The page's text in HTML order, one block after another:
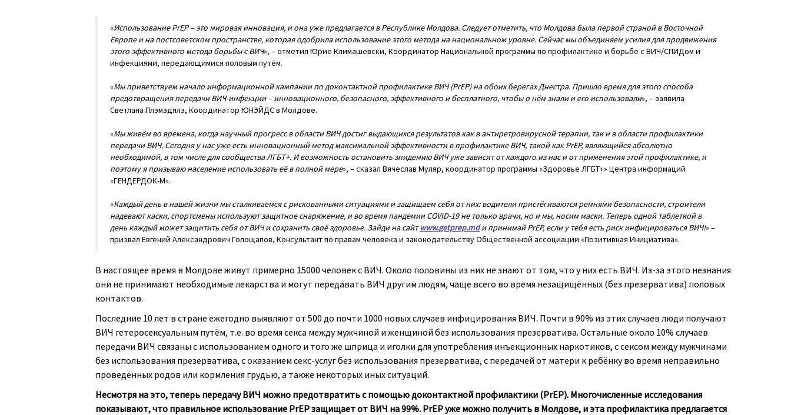
«Использование PrEP – это мировая инновация, и она уже предлагается в Республике Молдова. Следует отметить, что Молдова была первой страной в Восточной
Европе и на постсоветском пространстве, которая одобрила использование этого метода на национальном уровне. Сейчас мы объединяем усилия для продвижения
этого эффективного метода борьбы с ВИЧ», – отметил Юрие Климашевски, Координатор Национальной программы по профилактике и борьбе с ВИЧ/СПИДом и
инфекциями, передающимися половым путём.
«Мы приветствуем начало информационной кампании по доконтактной профилактике ВИЧ (PrEP) на обоих берегах Днестра. Пришло время для этого способа
предотвращения передачи ВИЧ-инфекции – инновационного, безопасного, эффективного и бесплатного, чтобы о нём знали и его использовали», – заявила
Светлана Плэмэдялэ, Координатор ЮНЭЙДС в Молдове.
«Мы живём во времена, когда научный прогресс в области ВИЧ достиг выдающихся результатов как в антиретровирусной терапии, так и в области профилактики
передачи ВИЧ. Сегодня у нас уже есть инновационный метод максимальной эффективности в профилактике ВИЧ, такой как PrEP, являющийся абсолютно
необходимой, в том числе для сообщества ЛГБТ+. И возможность остановить эпидемию ВИЧ уже зависит от каждого из нас и от применения этой профилактике, и
поэтому я призываю население использовать её в полной мере», – сказал Вячеслав Муляр, координатор программы «Здоровье ЛГБТ+» Центра информаций
«ГЕНДЕРДОК-М».
«Каждый день в нашей жизни мы сталкиваемся с рискованными ситуациями и защищаем себя от них: водители пристёгиваются ремнями безопасности, строители
надевают каски, спортсмены используют защитное снаряжение, и во время пандемии COVID-19 не только врачи, но и мы, носим маски. Теперь одной таблеткой в
день каждый может защитить себя от ВИЧ и сохранить своё здоровье. Зайди на сайтwww.getprep.mdи принимай PrEP, если у тебя есть риск инфицироваться ВИЧ!» –
призвал Евгений Александрович Голощапов, Консультант по правам человека и законодательству Общественной ассоциации «Позитивная Инициатива».
В настоящее время в Молдове живут примерно 15000 человек с ВИЧ. Около половины из них не знают от том, что у них есть ВИЧ. Из-за этого незнания
они не принимают необходимые лекарства и могут передавать ВИЧ другим людям, чаще всего во время незащищённых (без презерватива) половых
контактов.
Последние 10 лет в стране ежегодно выявляют от 500 до почти 1000 новых случаев инфицирования ВИЧ. Почти в 90% из этих случаев люди получают
ВИЧ гетеросексуальным путём, т.е. во время секса между мужчиной и женщиной без использования презерватива. Остальные около 10% случаев
передачи ВИЧ связаны с использованием одного и того же шприца и иголки для употребления инъекционных наркотиков, с сексом между мужчинами
без использования презерватива, с оказанием секс-услуг без использования презерватива, с передачей от матери к ребёнку во время неправильно
проведённых родов или кормления грудью, а также некоторых иных ситуаций.
Несмотря на это, теперь передачу ВИЧ можно предотвратить с помощью доконтактной профилактики (PrEP). Многочисленные исследования
показывают, что правильное использование PrEP защищает от ВИЧ на 99%. PrEP уже можно получить в Молдове, и эта профилактика предлагается